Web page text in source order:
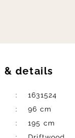
& details
1631524
96 cm
195 cm